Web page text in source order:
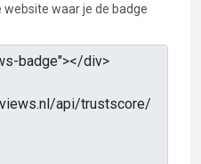
website waar je de badge